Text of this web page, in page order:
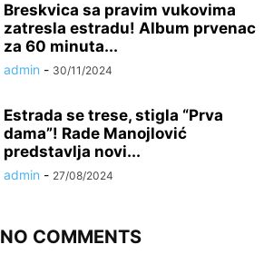
Breskvica sa pravim vukovima
zatresla estradu! Album prvenac
za 60 minuta...
admin - 30/11/2024
Estrada se trese, stigla “Prva
dama”! Rade Manojlović
predstavlja novi...
admin - 27/08/2024
NO COMMENTS